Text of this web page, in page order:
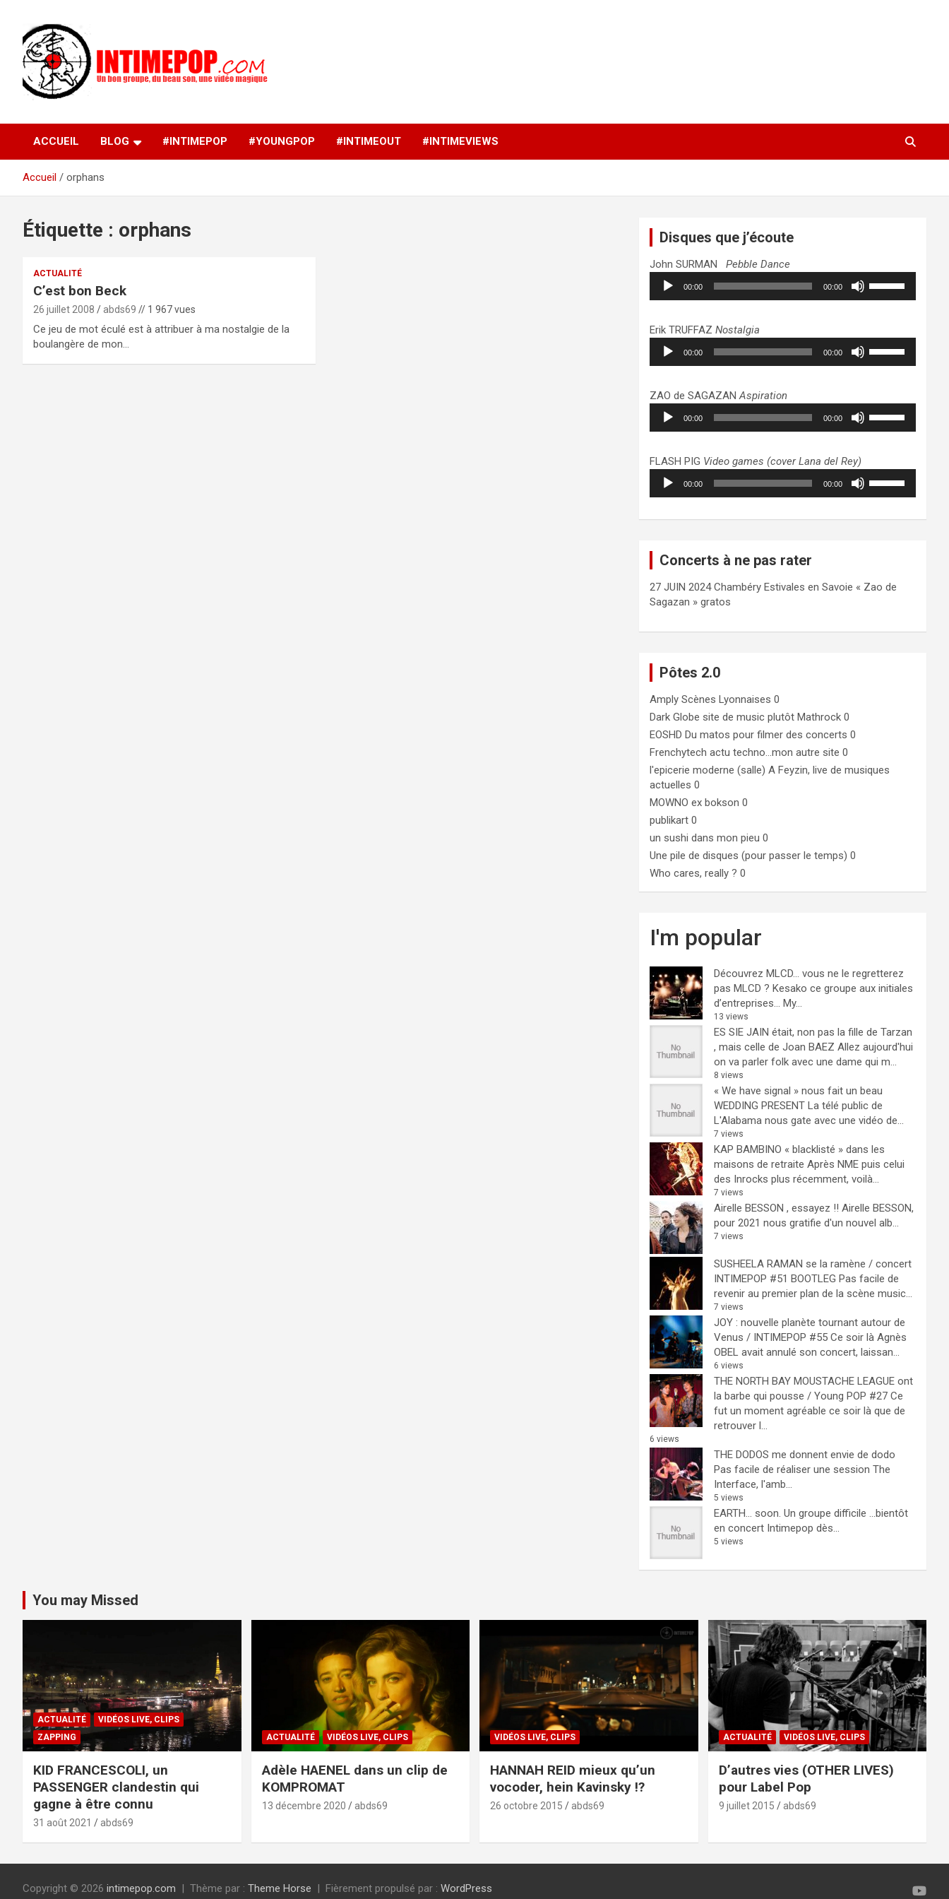
contenu
intimepop.com
musiques actuelles pop rock, post-rock, indé sur Lyon. rock pop
concert lyon
ACCUEIL BLOG #INTIMEPOP #YOUNGPOP #INTIMEOUT #INTIMEVIEWS
Accueil orphans
Étiquette : orphans
ACTUALITÉ
C’est bon Beck
26 juillet 2008 abds69 // 1 967 vues
Ce jeu de mot éculé est à attribuer à ma nostalgie de la
boulangère de mon…
Disques que j’écoute
John SURMANPebble Dance
Lecteur
audio
00:00 00:00
pour
augmenter
ou
volume.
Erik TRUFFAZNostalgia
Lecteur
audio
00:00 00:00
pour
augmenter
ou
volume.
ZAO de SAGAZANAspiration
Lecteur
audio
00:00 00:00
pour
augmenter
ou
FLASH PIG Video games (cover Lana del Rey)
Lecteur
audio
00:00 00:00
haut/bas
le
Concerts à ne pas rater
27 JUIN 2024 Chambéry Estivales en Savoie « Zao de
Sagazan » gratos
Pôtes 2.0
Amply Scènes Lyonnaises 0
Dark Globe site de music plutôt Mathrock 0
EOSHD Du matos pour filmer des concerts 0
Frenchytech actu techno…mon autre site 0
l'epicerie moderne (salle) A Feyzin, live de musiques
actuelles 0
MOWNO ex bokson 0
publikart 0
un sushi dans mon pieu 0
Une pile de disques (pour passer le temps) 0
Who cares, really ? 0
I'm popular
Découvrez MLCD… vous ne le regretterez
pas MLCD ? Kesako ce groupe aux initiales
d’entreprises… My...
13 views
ES SIE JAIN était, non pas la fille de Tarzan
, mais celle de Joan BAEZ Allez aujourd'hui
on va parler folk avec une dame qui m...
8 views
« We have signal » nous fait un beau
WEDDING PRESENT La télé public de
L'Alabama nous gate avec une vidéo de...
7 views
KAP BAMBINO « blacklisté » dans les
maisons de retraite Après NME puis celui
des Inrocks plus récemment, voilà...
7 views
Airelle BESSON , essayez !! Airelle BESSON,
pour 2021 nous gratifie d'un nouvel alb...
7 views
SUSHEELA RAMAN se la ramène / concert
INTIMEPOP #51 BOOTLEG Pas facile de
revenir au premier plan de la scène music...
7 views
JOY : nouvelle planète tournant autour de
Venus / INTIMEPOP #55 Ce soir là Agnès
OBEL avait annulé son concert, laissan...
6 views
THE NORTH BAY MOUSTACHE LEAGUE ont
la barbe qui pousse / Young POP #27 Ce
fut un moment agréable ce soir là que de
retrouver l...
6 views
THE DODOS me donnent envie de dodo
Pas facile de réaliser une session The
Interface, l'amb...
5 views
EARTH… soon. Un groupe difficile ...bientôt
en concert Intimepop dès...
5 views
You may Missed
ACTUALITÉ
VIDÉOS LIVE, CLIPS
ZAPPING
KID FRANCESCOLI, un
PASSENGER clandestin qui
gagne à être connu
31 août 2021 abds69
ACTUALITÉ VIDÉOS LIVE, CLIPS
Adèle HAENEL dans un clip de
KOMPROMAT
13 décembre 2020 abds69
VIDÉOS LIVE, CLIPS
HANNAH REID mieux qu’un
vocoder, hein Kavinsky !?
26 octobre 2015 abds69
ACTUALITÉ VIDÉOS LIVE, CLIPS
D’autres vies (OTHER LIVES)
pour Label Pop
9 juillet 2015 abds69
Copyright © 2026 intimepop.com Thème par : Theme Horse Fièrement propulsé par : WordPress